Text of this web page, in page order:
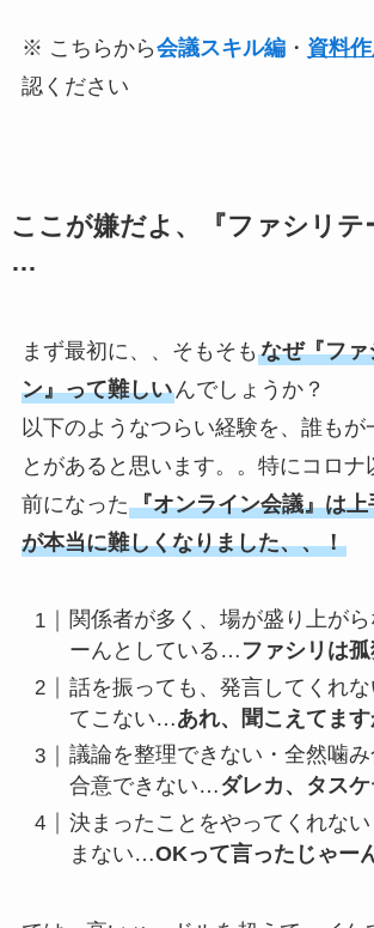
※ こちらから会議スキル編・ 資料
認ください
ここが嫌だよ、『ファシリテ
…
まず最初に、、そもそも なぜ『フ
ン』って難しいんでしょうか？
以下のようなつらい経験を、誰もが
とがあると思います。。特にコロナ
前になった『オンライン会議』は
が本当に難しくなりました、、！
関係者が多く、場が盛り上が
ーんとしている… ファシリは
話を振っても、発言してくれ
てこない…あれ、聞こえてます
議論を整理できない・全然噛
合意できない…ダレカ、タス
決まったことをやってくれな
まない…OKって言ったじゃー